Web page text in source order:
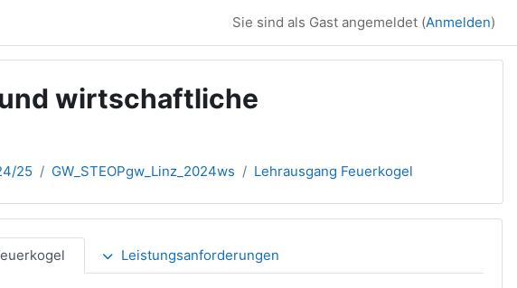
Sie sind als Gast angemeldet (Anmelden)
und wirtschaftliche
25 GW_STEOPgw_Linz_2024ws Lehrausgang Feuerkogel
Leistungsanforderungen